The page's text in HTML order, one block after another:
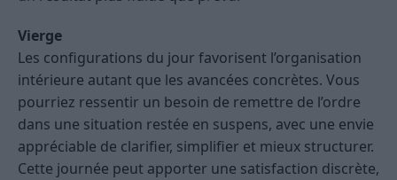
Vierge
Les configurations du jour favorisent l’organisation
intérieure autant que les avancées concrètes. Vous
pourriez ressentir un besoin de remettre de l’ordre
dans une situation restée en suspens, avec une envie
appréciable de clarifier, simplifier et mieux structurer.
Cette journée peut apporter une satisfaction discrète,